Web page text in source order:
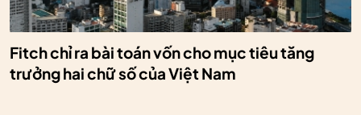
Fitch chỉ ra bài toán vốn cho mục tiêu tăng
trưởng hai chữ số của Việt Nam